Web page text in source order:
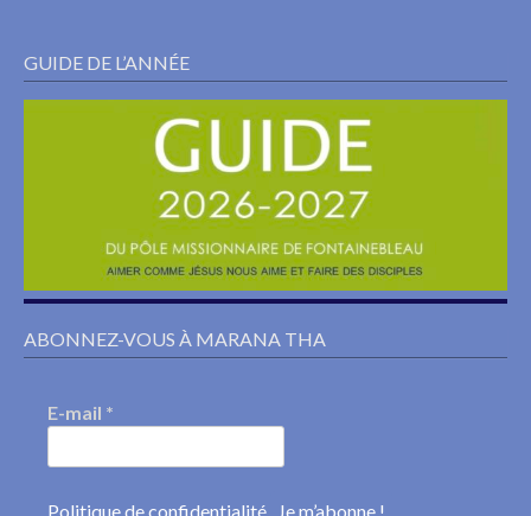
GUIDE DE L’ANNÉE
ABONNEZ-VOUS À MARANA THA
E-mail *
Politique de confidentialité